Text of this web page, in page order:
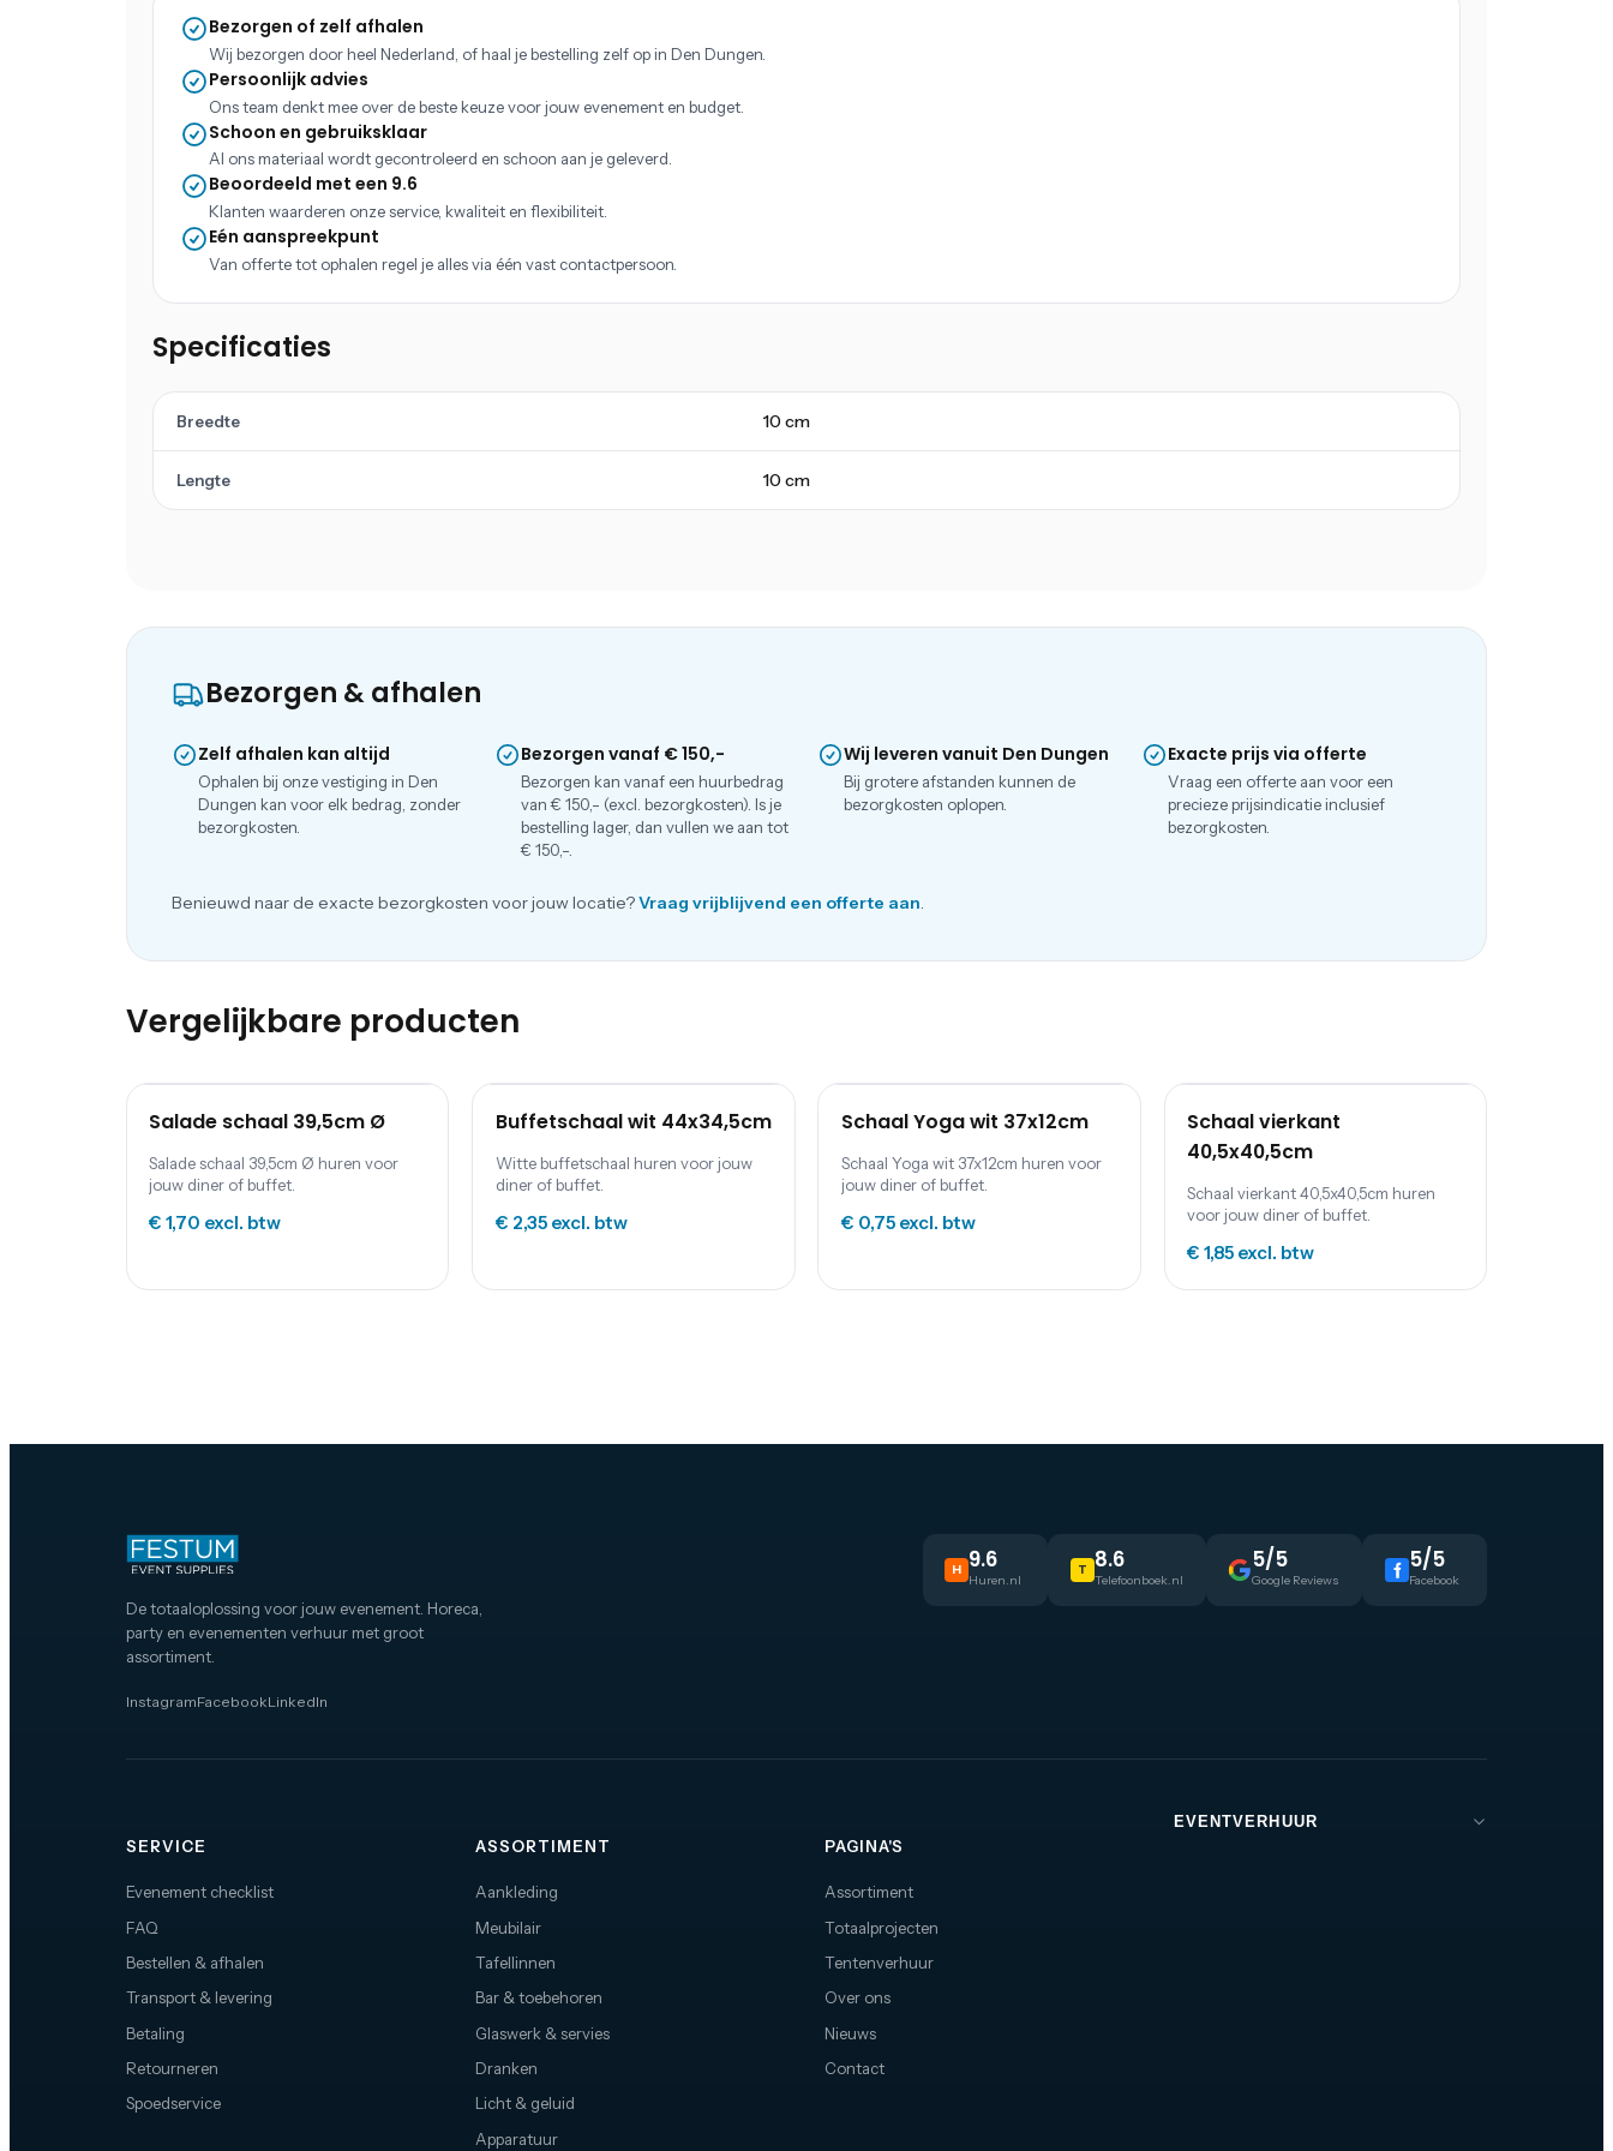
Bezorgen of zelf afhalen
Wij bezorgen door heel Nederland, of haal je bestelling zelf op in Den Dungen.
Persoonlijk advies
Ons team denkt mee over de beste keuze voor jouw evenement en budget.
Schoon en gebruiksklaar
Al ons materiaal wordt gecontroleerd en schoon aan je geleverd.
Beoordeeld met een 9.6
Klanten waarderen onze service, kwaliteit en flexibiliteit.
Eén aanspreekpunt
Van offerte tot ophalen regel je alles via één vast contactpersoon.
Specificaties
Breedte 10 cm
Lengte 10 cm
Bezorgen & afhalen
Zelf afhalen kan altijd
Ophalen bij onze vestiging in Den
Dungen kan voor elk bedrag, zonder
bezorgkosten.
Bezorgen vanaf € 150,-
Bezorgen kan vanaf een huurbedrag
van € 150,- (excl. bezorgkosten). Is je
bestelling lager, dan vullen we aan tot
€ 150,-.
Wij leveren vanuit Den Dungen
Bij grotere afstanden kunnen de
bezorgkosten oplopen.
Exacte prijs via offerte
Vraag een offerte aan voor een
precieze prijsindicatie inclusief
bezorgkosten.
Benieuwd naar de exacte bezorgkosten voor jouw locatie?Vraag vrijblijvend een offerte aan
Vergelijkbare producten
Salade schaal 39,5cm Ø
Salade schaal 39,5cm Ø huren voor
jouw diner of buffet.
€ 1,70 excl. btw
Buffetschaal wit 44x34,5cm
Witte buffetschaal huren voor jouw
diner of buffet.
€ 2,35excl. btw
Schaal Yoga wit 37x12cm
Schaal Yoga wit 37x12cm huren voor
jouw diner of buffet.
€ 0,75excl. btw
Schaal vierkant
40,5x40,5cm
Schaal vierkant 40,5x40,5cm huren
voor jouw diner of buffet.
€ 1,85 excl. btw
De totaaloplossing voor jouw evenement. Horeca,
party en evenementen verhuur met groot
assortiment.
InstagramFacebookLinkedIn
H 9.6
Huren.nl
T 8.6
Telefoonboek.nl
5/5
Google Reviews
5/5
Facebook
SERVICE
Evenement checklist
FAQ
Bestellen & afhalen
Transport & levering
Betaling
Retourneren
Spoedservice
ASSORTIMENT
Aankleding
Meubilair
Tafellinnen
Bar & toebehoren
Glaswerk & servies
Dranken
Licht & geluid
Apparatuur
PAGINA'S
Assortiment
Totaalprojecten
Tentenverhuur
Over ons
Nieuws
Contact
EVENTVERHUUR